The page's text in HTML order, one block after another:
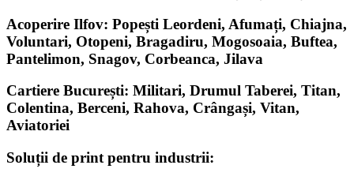
Acoperire Ilfov: Popești Leordeni, Afumați, Chiajna,
Voluntari, Otopeni, Bragadiru, Mogosoaia, Buftea,
Pantelimon, Snagov, Corbeanca, Jilava
Cartiere București: Militari, Drumul Taberei, Titan,
Colentina, Berceni, Rahova, Crângași, Vitan,
Aviatoriei
Soluții de print pentru industrii: